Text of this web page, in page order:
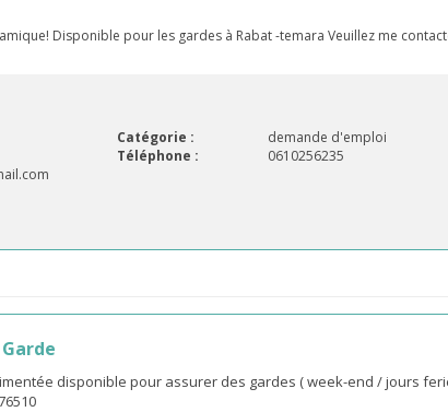
Disponible pour les gardes à Rabat -temara Veuillez me
Catégorie :
demande d'emploi
Téléphone :
0610256235
disponible pour assurer des gardes ( week-end / jours